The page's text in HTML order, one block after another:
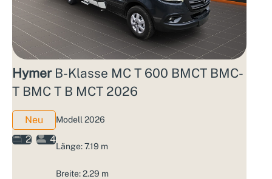
HymerB-Klasse MC T 600 BMCT BMC-
T BMC T B MCT 2026
Neu
2
4
Modell 2026
Länge: 7.19 m
Breite: 2.29 m